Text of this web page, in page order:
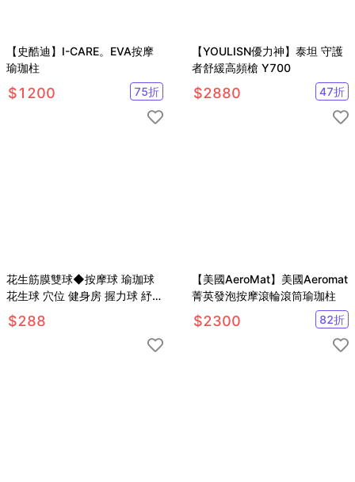
【史酷迪】I-CARE。EVA按摩
瑜珈柱
$1200 75折
【YOULISN優力神】泰坦 守護
者舒緩高頻槍 Y700
$2880 47折
花生筋膜雙球◆按摩球 瑜珈球
花生球 穴位 健身房 握力球 紓壓
按摩 筋膜 皮拉提斯 復健 滾輪
$288
【美國AeroMat】美國Aeromat
菁英發泡按摩滾輪滾筒瑜珈柱
$2300 82折